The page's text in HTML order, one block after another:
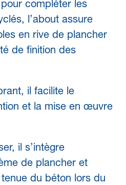
compléter les
l’about assure
en rive de plancher
de finition des
il facilite le
et la mise en œuvre
il s’intègre
de plancher et
du béton lors du